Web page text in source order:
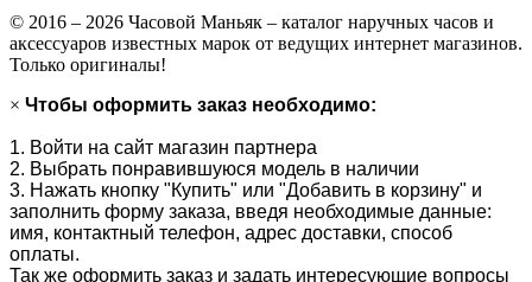
© 2016 – 2026 Часовой Маньяк – каталог наручных часов и
аксессуаров известных марок от ведущих интернет магазинов.
Только оригиналы!
× Чтобы оформить заказ необходимо:
1. Войти на сайт магазин партнера
2. Выбрать понравившуюся модель в наличии
3. Нажать кнопку "Купить" или "Добавить в корзину" и
заполнить форму заказа, введя необходимые данные:
имя, контактный телефон, адрес доставки, способ
оплаты.
Так же оформить заказ и задать интересующие вопросы